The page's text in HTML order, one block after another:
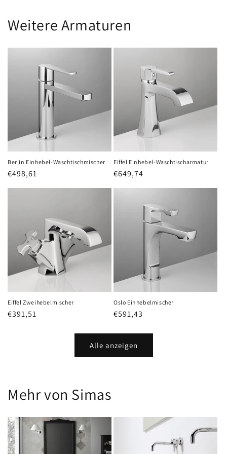
Weitere Armaturen
Berlin Einhebel-Waschtischmischer
Normaler
€498,61
Eiffel Einhebel-Waschtischarmatur
Normaler
€649,74
Eiffel Zweihebelmischer
Normaler
€391,51
Oslo Einhebelmischer
Normaler
€591,43
Alle anzeigen
Mehr von Simas